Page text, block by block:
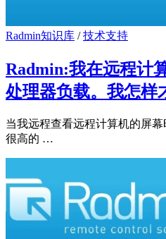
Radmin知识库 /技术支持
Radmin:我在远程计
处理器负载。我怎样
当我远程查看远程计算机的屏
很高的 …